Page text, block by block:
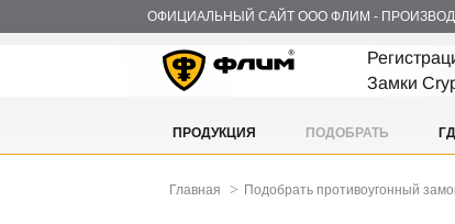
ОФИЦИАЛЬНЫЙ САЙТ ООО ФЛИМ -
Замки
ПРОДУКЦИЯ ПОДОБРАТЬ
Главная > Подобрать противоугонный